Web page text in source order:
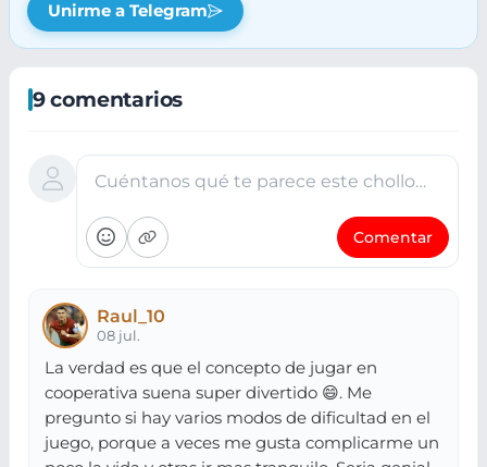
Unirme a Telegram
9 comentarios
Cuéntanos qué te parece este chollo…
Comentar
Raul_10
08 jul.
La verdad es que el concepto de jugar en
cooperativa suena super divertido 😄. Me
pregunto si hay varios modos de dificultad en el
juego, porque a veces me gusta complicarme un